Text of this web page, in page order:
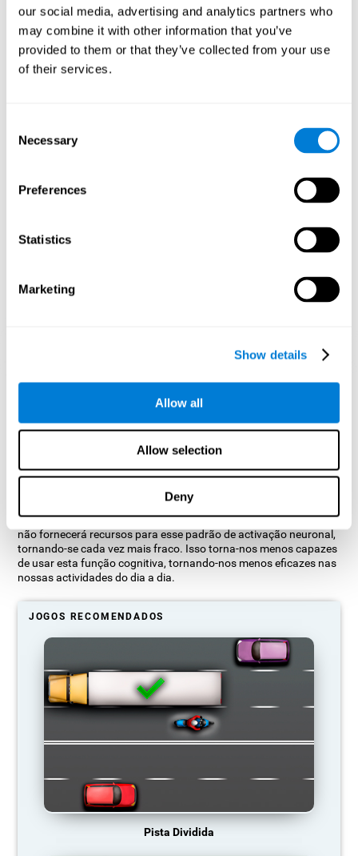
our social media, advertising and analytics partners who
may combine it with other information that you’ve
provided to them or that they’ve collected from your use
of their services.
Selection
Necessary
Preferences
Statistics
Marketing
Show details
Allow all
Allow selection
Deny
diferentes cenários estimulantes.
Como o jogo cerebral "Encontre o
seu animal de estimação" melhora as
minhas habilidades cognitivas?
Estimular consistentemente as nossas habilidades pode ajudar a
criar novas sinapses, reorganizar os circuitos neuronais e
exploração visual e atenção focada.
Projeção gráfica orientativa das redes neuronais depois de 3
semanas.
O que acontece quando não treino as
minhas habilidades cognitivas?
O nosso cérebro está desenhado para economizar recursos, por
isso tende a eliminar conexões não utilizadas. Desse modo, se
uma habilidade cognitiva não for usada normalmente, o cérebro
não fornecerá recursos para esse padrão de activação neuronal,
tornando-se cada vez mais fraco. Isso torna-nos menos capazes
de usar esta função cognitiva, tornando-nos menos eficazes nas
nossas actividades do dia a dia.
JOGOS RECOMENDADOS
Pista Dividida